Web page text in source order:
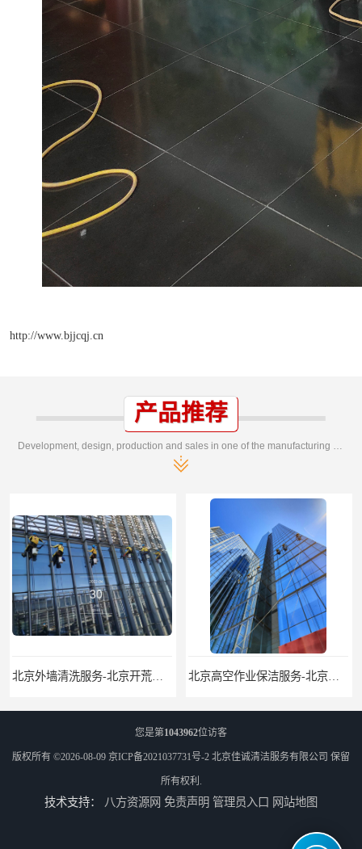
http://www.bjjcqj.cn
产品推荐
北京外墙清洗服务-北京开荒保洁亮化服务-北京物业清洁服务 北京高空作业保洁服务-北京物业管理公司-北京家政服务公司
您是第1043962位访客
版权所有 ©2026-08-09 京ICP备2021037731号-2 北京佳诚清洁服务有限公司 保留
所有权利.
技术支持： 八方资源网 免责声明 管理员入口 网站地图